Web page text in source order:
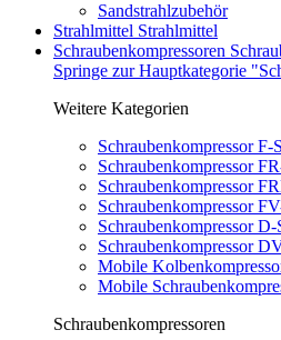
Sandstrahlzubehör
Strahlmittel Strahlmittel
Schraubenkompressoren
Springe zur Hauptkategorie
Weitere Kategorien
Schraubenkompressor F-
Schraubenkompressor
Schraubenkompressor
Schraubenkompressor
Schraubenkompressor D-
Schraubenkompressor
Mobile
Mobile
Schraubenkompressoren